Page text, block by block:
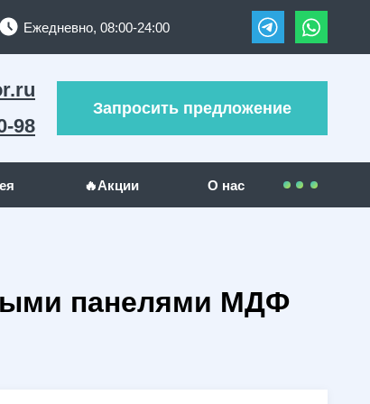
Ежедневно, 08:00-24:00
98
Запросить предложение
(289) Решетки на окна
🔥Акции О нас
панелями МДФ